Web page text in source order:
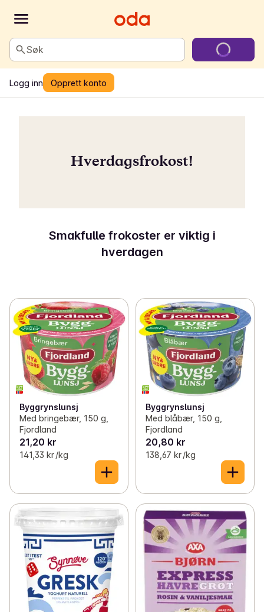
Søk
Logg inn Opprett konto
Hverdagsfrokost!
Smakfulle frokoster er viktig i
hverdagen
Byggrynslunsj
Med bringebær, 150 g,
Fjordland
21,20 kr
141,33 kr /kg
Byggrynslunsj
Med blåbær, 150 g,
Fjordland
20,80 kr
138,67 kr /kg